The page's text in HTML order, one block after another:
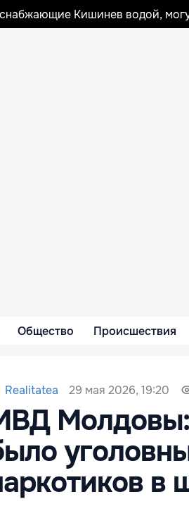
Кишинев водой,
Общество Происшествия
Realitatea 29 мая 2026, 19:20
Молдовы:
в